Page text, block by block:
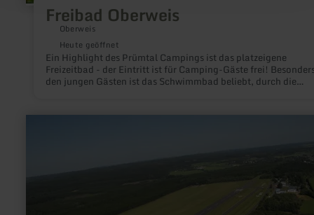
Freibad Oberweis
Oberweis
Heute geöffnet
Ein Highlight des Prümtal Campings ist das platzeigene
Freizeitbad - der Eintritt ist für Camping-Gäste frei!
den jungen Gästen ist das Schwimmbad beliebt, durch die